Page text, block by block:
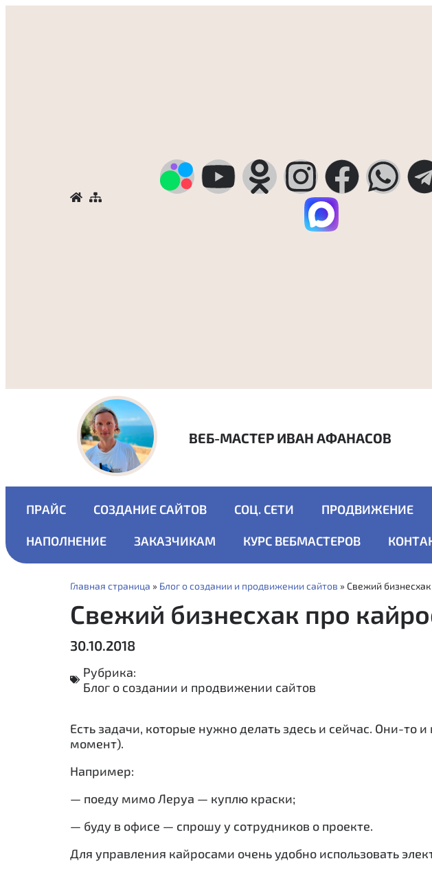
ВЕБ-МАСТЕР ИВАН АФАНАСОВ
ПРАЙС СОЗДАНИЕ САЙТОВ СОЦ. СЕТИ ПРОДВИЖЕНИЕ
НАПОЛНЕНИЕ ЗАКАЗЧИКАМ КУРС ВЕБМАСТЕРОВ
Главная страница » Блог о создании и продвижении сайтов » Свежий
Свежий бизнесхак про
30.10.2018
Рубрика:
Блог о создании и продвижении сайтов
Есть задачи, которые нужно делать здесь и сейчас. Они-
момент).
Например:
— поеду мимо Леруа — куплю краски;
— буду в офисе — спрошу у сотрудников о проекте.
Для управления кайросами очень удобно использовать